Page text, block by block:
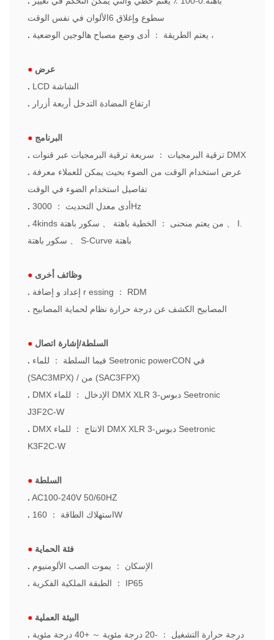
سطوع وإغلاق 6الألوان في نفس الوقت
.
يعتم الطريقة ： أدى وضع مصباح هالوجين الوضعية ،
● عرض
. LCD الشاشة
. ارتفاع المضادة التدخل أربعة أزرار
● البرنامج
.
ترقية البرمجيات ：
سريعة ترقية البرمجيات عبر قنوات DMX
. عرض استخدام الوقت من الضوء بحيث يمكن للعملاء معرفة
تفاصيل استخدام الضوء في الوقت
.
أدى معدل التحديث ：
3000Hz
.
4kinds من يعتم منحنى ： الخطية باهتة 、 سكور باهتة 、
I.
سكور باهتة 、 S-Curve باهتة
● وظائف أخرى
. إعداد و إضافة r essing ：
RDM
. المصابيح الكشف عن درجة حرارة نظام لحماية المصابيح
● السلطة/إشارة اتصال
.
فيما السلطة ：
للماء Seetronic powerCON في
(SAC3MPX) / من (SAC3FPX)
.
DMX الإدخال ： للماء DMX XLR 3-دبوس Seetronic
J3F2C-W
.
DMX الانتاج ： للماء DMX XLR 3-دبوس Seetronic
K3F2C-W
● السلطة
. AC100-240V 50/60HZ
.
استهلاك الطاقة ： 160W
● فئة الحماية
.
الإسكان ：
يموت الصب الألومنيوم
. الطبقة الملكية الفكرية ： IP65
● البيئة العملية
.
درجة حرارة التشغيل ： -20 درجة مئوية ～ +40 درجة مئوية